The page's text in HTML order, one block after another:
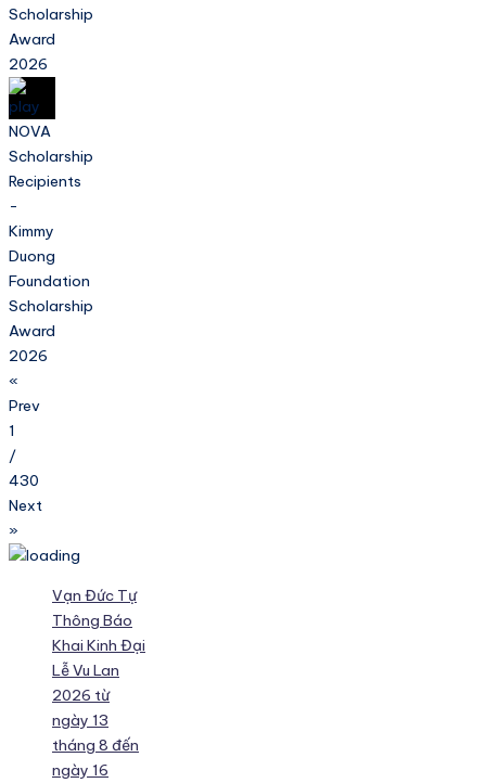
Scholarship
Award
2026
NOVA
Scholarship
Recipients
-
Kimmy
Duong
Foundation
Scholarship
Award
2026
«
Prev
1
/
430
Next
»
Vạn Đức Tự
Thông Báo
Khai Kinh Đại
Lễ Vu Lan
2026 từ
ngày 13
tháng 8 đến
ngày 16